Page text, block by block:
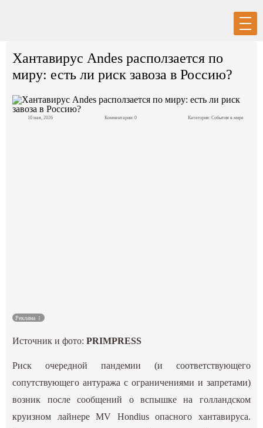
Вход
Спецпроекты
Хантавирус Andes расползается по
миру: есть ли риск завоза в Россию?
10 мая, 2026 Комментарии: 0 Категория: События в мире
Реклама
Источник и фото:PRIMPRESS
Риск очередной пандемии (и соответствующего
сопутствующего антуража с ограничениями и запретами)
возник после сообщений о вспышке на голландском
круизном лайнере MV Hondius опасного хантавируса.